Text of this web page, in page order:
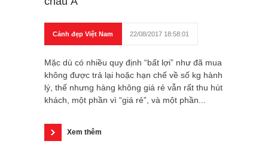
Cảnh đẹp Việt Nam 22/08/2017 18:58:01
Mặc dù có nhiều quy định “bất lợi” như đã mua
không được trả lại hoặc hạn chế về số kg hành
lý, thế nhưng hàng không giá rẻ vẫn rất thu hút
khách, một phần vì “giá rẻ”, và một phần...
Xem thêm